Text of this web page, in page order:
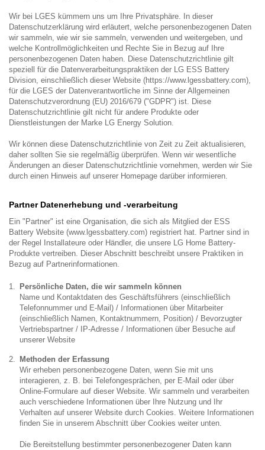
Wir bei LGES kümmern uns um Ihre Privatsphäre. In dieser
Datenschutzerklärung wird erläutert, welche personenbezogenen Daten
wir sammeln, wie wir sie sammeln, verwenden und weitergeben, und
welche Kontrollmöglichkeiten und Rechte Sie in Bezug auf Ihre
personenbezogenen Daten haben. Diese Datenschutzrichtlinie gilt
speziell für die Datenverarbeitungspraktiken der LG ESS Battery
Division, einschließlich dieser Website (https://www.lgessbattery.com),
für die LGES der Datenverantwortliche im Sinne der Allgemeinen
Datenschutzverordnung (EU) 2016/679 ("GDPR") ist. Diese
Datenschutzrichtlinie gilt nicht für andere Produkte oder
Dienstleistungen der Marke LG Energy Solution.
Wir können diese Datenschutzrichtlinie von Zeit zu Zeit aktualisieren,
daher sollten Sie sie regelmäßig überprüfen. Wenn wir wesentliche
Änderungen an dieser Datenschutzrichtlinie vornehmen, werden wir Sie
durch einen Hinweis auf unserer Homepage darüber informieren.
Partner Datenerhebung und -verarbeitung
Ein "Partner" ist eine Organisation, die sich als Mitglied der ESS
Battery Website (www.lgessbattery.com) registriert hat. Partner sind in
der Regel Installateure oder Händler, die unsere LG Home Battery-
Produkte vertreiben. Dieser Abschnitt beschreibt unsere Praktiken in
Bezug auf Partnerinformationen.
Persönliche Daten, die wir sammeln können
Name und Kontaktdaten des Geschäftsführers (einschließlich
Telefonnummer und E-Mail) / Informationen über Mitarbeiter
(einschließlich Namen, Kontaktnummern, Position) / Bevorzugter
Vertriebspartner / IP-Adresse / Informationen über Besuche auf
unserer Website
Methoden der Erfassung
Wir erheben personenbezogene Daten, wenn Sie mit uns
interagieren, z. B. bei Telefongesprächen, per E-Mail oder über
Online-Formulare auf dieser Website. Wir sammeln und verarbeiten
auch verschiedene Informationen über Ihre Nutzung und Ihr
Verhalten auf unserer Website durch Cookies. Weitere Informationen
finden Sie in unserem Abschnitt über Cookies weiter unten.
Die Bereitstellung bestimmter personenbezogener Daten kann